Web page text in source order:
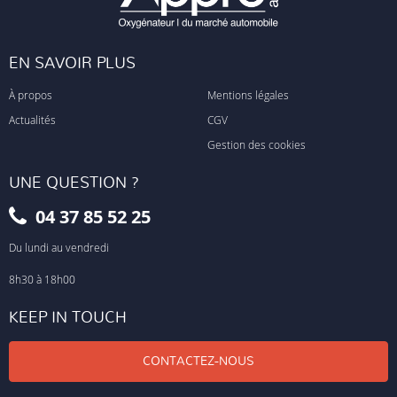
EN SAVOIR PLUS
À propos
Actualités
Mentions légales
CGV
Gestion des cookies
UNE QUESTION ?
04 37 85 52 25
Du lundi au vendredi
8h30 à 18h00
KEEP IN TOUCH
CONTACTEZ-NOUS